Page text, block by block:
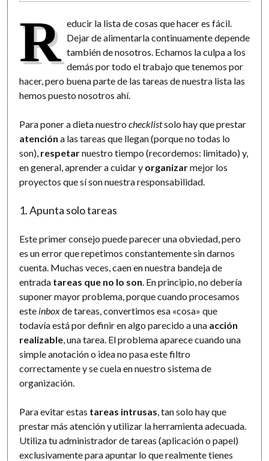
R educir la lista de cosas que hacer es fácil.
Dejar de alimentarla continuamente depende
también de nosotros. Echamos la culpa a los
demás por todo el trabajo que tenemos por
hacer, pero buena parte de las tareas de nuestra lista las
hemos puesto nosotros ahí.
Para poner a dieta nuestrochecklistsolo hay que prestar
atención a las tareas que llegan (porque no todas lo
son), respetarnuestro tiempo (recordemos: limitado) y,
en general, aprender a cuidar y organizarmejor los
proyectos que sí son nuestra responsabilidad.
1. Apunta solo tareas
Este primer consejo puede parecer una obviedad, pero
es un error que repetimos constantemente sin darnos
cuenta. Muchas veces, caen en nuestra bandeja de
entrada tareas que no lo son . En principio, no debería
suponer mayor problema, porque cuando procesamos
este inboxde tareas, convertimos esa «cosa» que
todavía está por definir en algo parecido a una acción
realizable , una tarea. El problema aparece cuando una
simple anotación o idea no pasa este filtro
correctamente y se cuela en nuestro sistema de
organización.
Para evitar estas tareas intrusas , tan solo hay que
prestar más atención y utilizar la herramienta adecuada.
Utiliza tu administrador de tareas (aplicación o papel)
exclusivamente para apuntar lo que realmente tienes